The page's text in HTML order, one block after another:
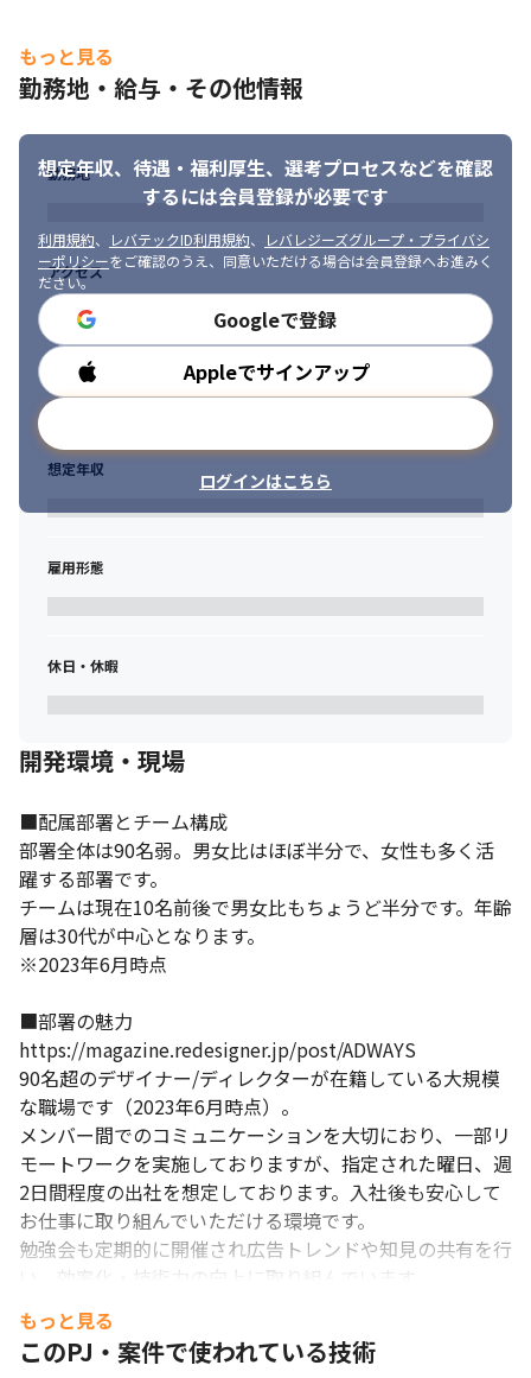
■仕事の魅力
・様々なサービスの広告配信に戦略から関わることができ、自身
の発想を活かしながら課題解決に取り組めます。
・手掛けた広告がWEB上で数十万人、数百万人以上の人々の目に
留まり、そのクリックやインストール数などの実数値が可視化さ
れます。広告パフォーマンスを実数値で確認しながら改善を進め
ていき、施策に対する効果を定量的に測ることができます。
もっと見る
勤務地・給与・その他情報
想定年収、待遇・福利厚生、 選考プロセスなどを確認
するには会員登録が必要です
利用規約、 レバテックID利用規約、
レバレジーズグループ・プライバシ
ーポリシーをご確認のうえ、同意いただける場合は会員登録へお進みく
ださい。
Googleで登録
Appleでサインアップ
ログインはこちら
勤務地
アクセス
勤務時間
想定年収
雇用形態
休日・休暇
開発環境・現場
■配属部署とチーム構成
部署全体は90名弱。男女比はほぼ半分で、女性も多く活
躍する部署です。
チームは現在10名前後で男女比もちょうど半分です。年齢
層は30代が中心となります。
※2023年6月時点
■部署の魅力
https://magazine.redesigner.jp/post/ADWAYS
90名超のデザイナー/ディレクターが在籍している大規模
な職場です（2023年6月時点）。
メンバー間でのコミュニケーションを大切におり、一部リ
モートワークを実施しておりますが、指定された曜日、週
2日間程度の出社を想定しております。入社後も安心して
お仕事に取り組んでいただける環境です。
勉強会も定期的に開催され広告トレンドや知見の共有を行
い、効率化・技術力の向上に取り組んでいます。
またADWAYSは「なにこれすげーこんなのはじめて」をス
ローガンとしている事からも分かる様に、挑戦を後押しす
る社風があり、業務の中でも新たな試みや施策などに挑戦
もっと見る
このPJ・案件で使われている技術